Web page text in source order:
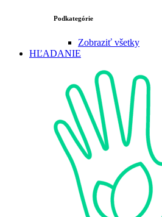
Podkategórie
Zobraziť všetky
HĽADANIE